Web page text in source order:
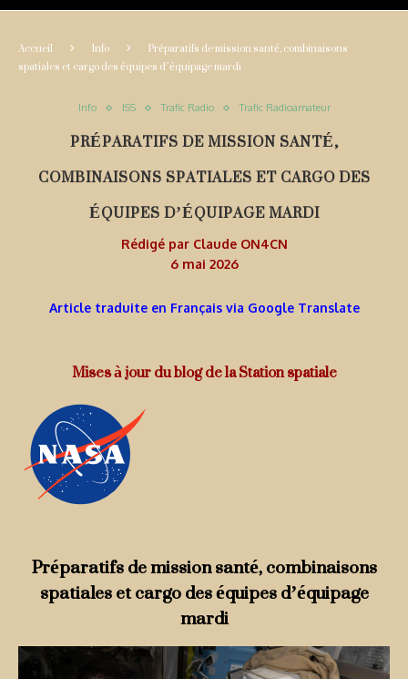
Accueil Info Préparatifs de mission santé, combinaisons
spatiales et cargo des équipes d’équipage mardi
Info ISS Trafic Radio Trafic Radioamateur
PRÉPARATIFS DE MISSION SANTÉ,
COMBINAISONS SPATIALES ET CARGO DES
ÉQUIPES D’ÉQUIPAGE MARDI
Rédigé par Claude ON4CN
6 mai 2026
Article traduite en Français via Google Translate
Mises à jour du blog de la Station spatiale
Préparatifs de mission santé, combinaisons
spatiales et cargo des équipes d’équipage
mardi